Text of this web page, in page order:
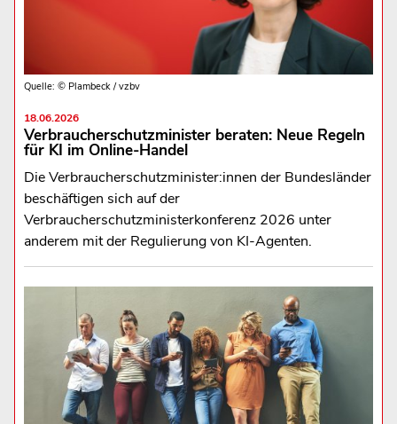
Quelle: © Plambeck / vzbv
18.06.2026
Verbraucherschutzminister beraten: Neue Regeln
für KI im Online-Handel
Die Verbraucherschutzminister:innen der Bundesländer
beschäftigen sich auf der
Verbraucherschutzministerkonferenz 2026 unter
anderem mit der Regulierung von KI-Agenten.